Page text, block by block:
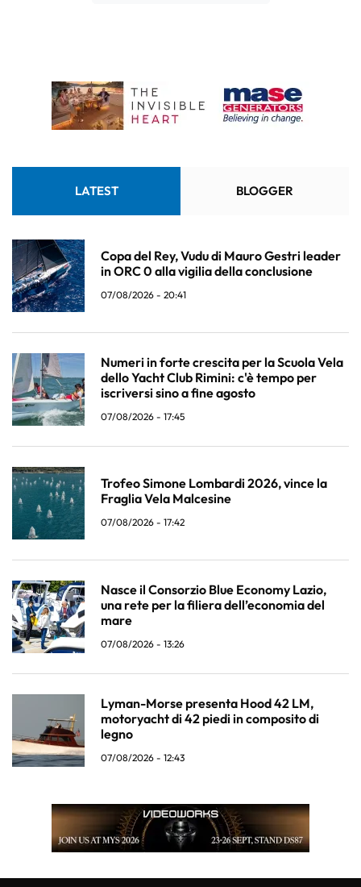
LATEST BLOGGER
Copa del Rey, Vudu di Mauro Gestri leader
in ORC 0 alla vigilia della conclusione
07/08/2026 - 20:41
Numeri in forte crescita per la Scuola Vela
dello Yacht Club Rimini: c'è tempo per
iscriversi sino a fine agosto
07/08/2026 - 17:45
Trofeo Simone Lombardi 2026, vince la
Fraglia Vela Malcesine
07/08/2026 - 17:42
Nasce il Consorzio Blue Economy Lazio,
una rete per la filiera dell’economia del
mare
07/08/2026 - 13:26
Lyman-Morse presenta Hood 42 LM,
motoryacht di 42 piedi in composito di
legno
07/08/2026 - 12:43